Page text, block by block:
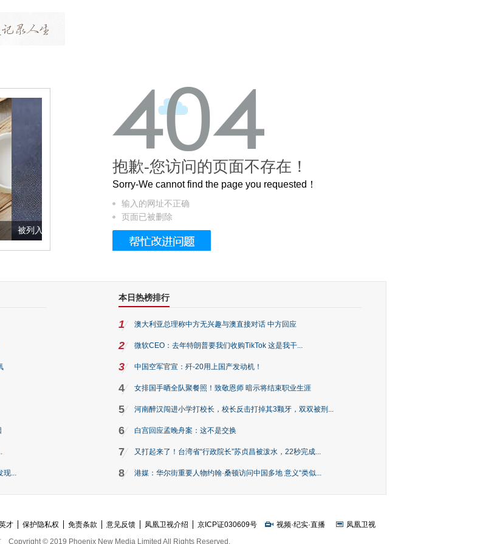
宝的它到底有多美？
抱歉-您访问的页面不存在！
Sorry-We cannot find the page you requested！
输入的网址不正确
页面已被删除
现...
本日热榜排行
1 澳大利亚总理称中方无兴趣与澳直接对话 中方回应
2 微软CEO：去年特朗普要我们收购TikTok 这是我干...
3 中国空军官宣：歼-20用上国产发动机！
4 女排国手晒全队聚餐照！致敬恩师 暗示将结束职业生涯
5 河南醉汉闯进小学打校长，校长反击打掉其3颗牙，双双被刑...
6 白宫回应孟晚舟案：这不是交换
7 又打起来了！台湾省“行政院长”苏贞昌被泼水，22秒完成...
8 港媒：华尔街重要人物约翰·桑顿访问中国多地 意义“类似...
才 保护隐私权 免责条款 意见反馈 凤凰卫视介绍 京ICP证030609号 视频·纪实·直播
凤凰卫视
Copyright © 2019 Phoenix New Media Limited All Rights Reserved.